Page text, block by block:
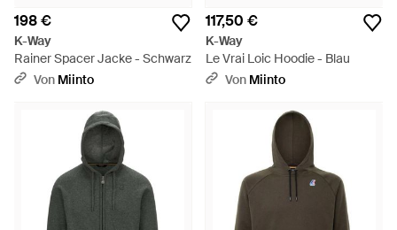
198 €
K-Way
Rainer Spacer Jacke - Schwarz
Von Miinto
117,50 €
K-Way
Le Vrai Loic Hoodie - Blau
Von Miinto